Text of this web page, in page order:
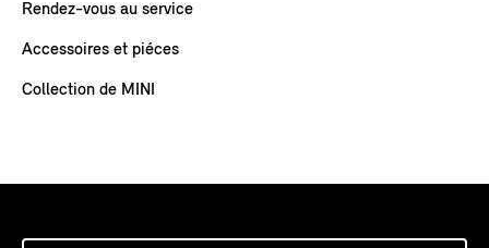
Rendez-vous au service
Accessoires et piéces
Collection de MINI